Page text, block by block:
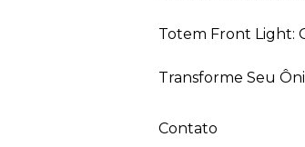
Totem Front
Transforme Seu
Contato